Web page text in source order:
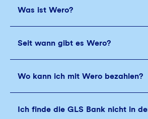
Was ist Wero?
Seit wann gibt es Wero?
Wo kann ich mit Wero bezahlen?
Ich finde die GLS Bank nicht in